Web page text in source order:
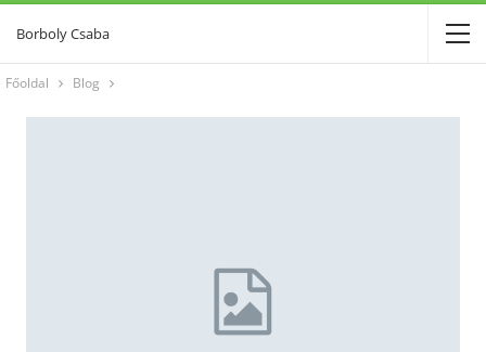
Borboly Csaba
Főoldal Blog